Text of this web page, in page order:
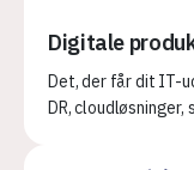
Digitale
Det, der får dit IT-
DR,